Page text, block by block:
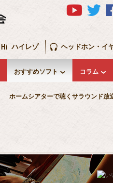
おすすめソフト
ホームシアターで聴くサラウンド放
コラム
ハイレゾ ヘッドホン・イ